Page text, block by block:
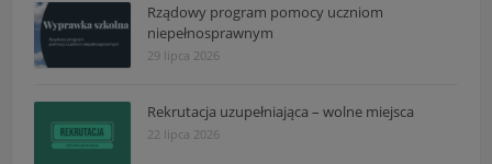
Rządowy program pomocy uczniom
niepełnosprawnym
29 lipca 2026
Rekrutacja uzupełniająca – wolne miejsca
22 lipca 2026